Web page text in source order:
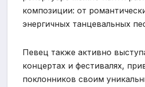
композиции: от
энергичных танцевальных
Певец также активно
концертах и фестивалях,
поклонников своим